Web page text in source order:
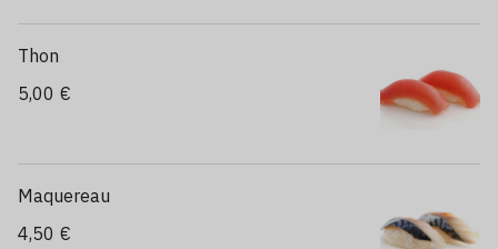
Thon
5,00 €
Maquereau
4,50 €